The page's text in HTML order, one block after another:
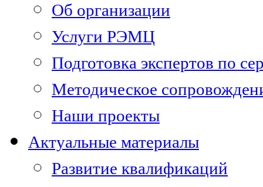
Об организации
Услуги РЭМЦ
Подготовка экспертов по
Методическое
Наши проекты
Актуальные материалы
Развитие квалификаций